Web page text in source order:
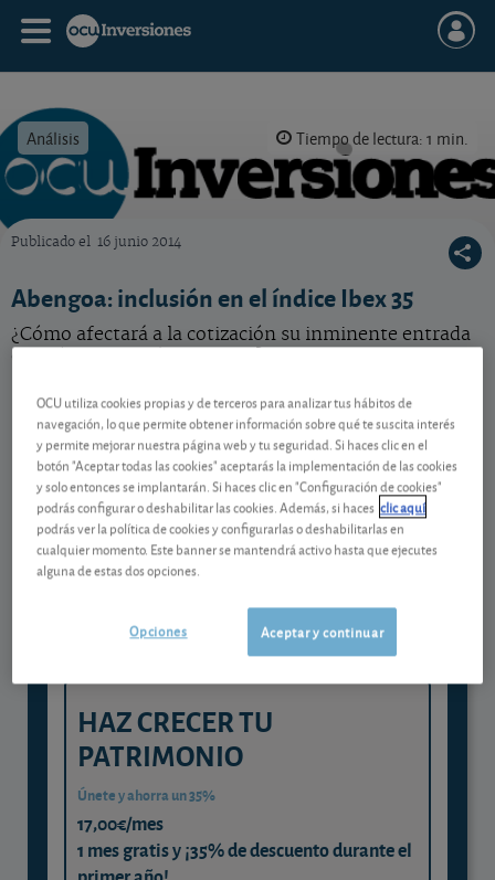
Análisis Tiempo de lectura: 1 min.
Publicado el 16 junio 2014
Abengoa: inclusión en el índice Ibex 35
¿Cómo afectará a la cotización su inminente entrada
Contenido reservado a SOCIOS
Gestiona tu dinero con visión
experta
y consigue que cada euro trabaje
HAZ CRECER TU
PATRIMONIO
Únete y ahorra un 35%
17,00€/mes
1 mes gratis y ¡35% de descuento durante el
OCU utiliza cookies propias y de terceros para analizar tus hábitos de
navegación, lo que permite obtener información sobre qué te suscita interés
y permite mejorar nuestra página web y tu seguridad. Si haces clic en el
botón "Aceptar todas las cookies" aceptarás la implementación de las cookies
y solo entonces se implantarán. Si haces clic en "Configuración de cookies"
podrás configurar o deshabilitar las cookies. Además, si haces clic aquí
podrás ver la política de cookies y configurarlas o deshabilitarlas en
cualquier momento. Este banner se mantendrá activo hasta que ejecutes
alguna de estas dos opciones.
Aceptar y continuar
Opciones